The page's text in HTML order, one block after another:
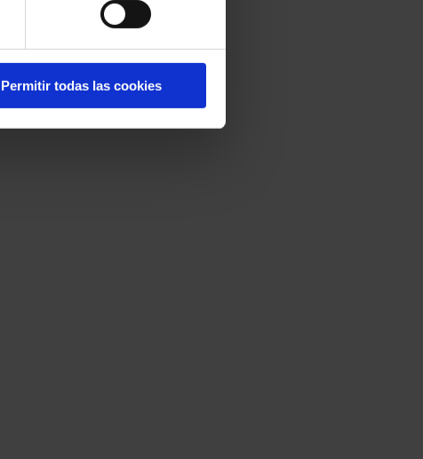
Permitir todas las cookies